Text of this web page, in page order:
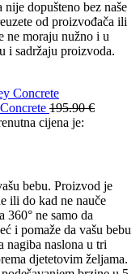
nije dopušteno bez naše
od proizvođača ili
ne moraju nužno i u
i sadržaju proizvoda.
195.90€
cijena je:
bebu. Proizvod je
ili do kad ne nauče
360° ne samo da
i pomaže da vašu bebu
nagiba naslona u tri
djetetovim željama.